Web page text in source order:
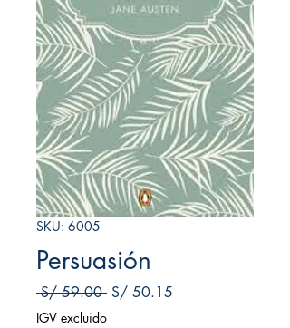
SKU: 6005
Persuasión
S/ 59.00 Precio
S/ 50.15
IGV excluido